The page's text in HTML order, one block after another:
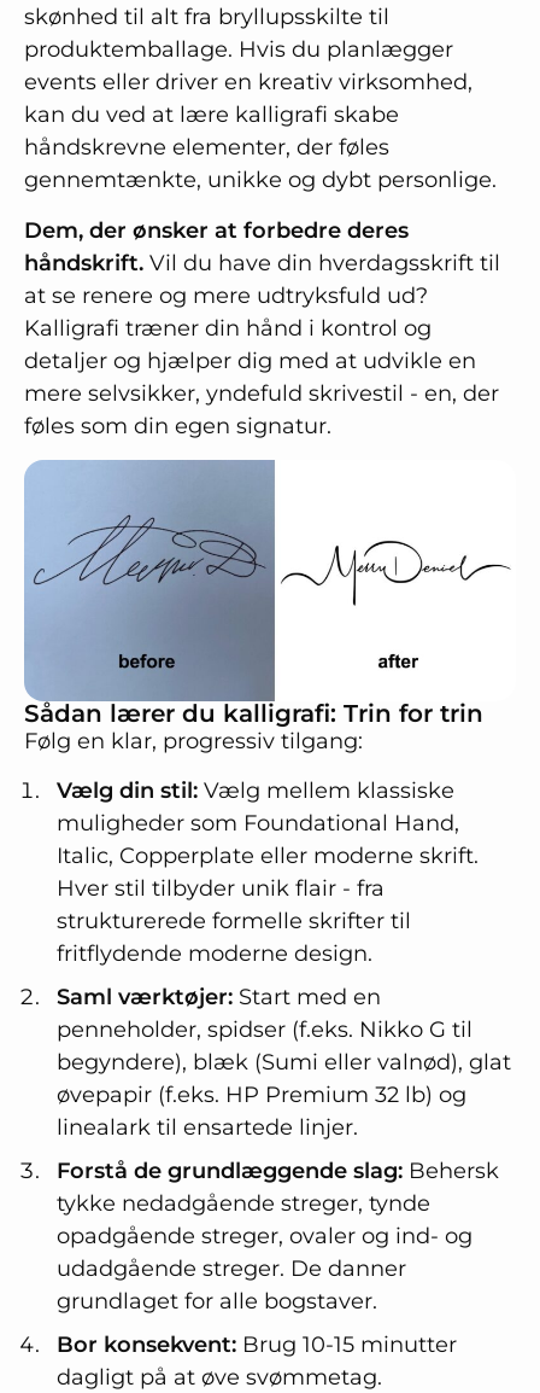
skønhed til alt fra bryllupsskilte til
produktemballage. Hvis du planlægger
events eller driver en kreativ virksomhed,
kan du ved at lære kalligrafi skabe
håndskrevne elementer, der føles
gennemtænkte, unikke og dybt personlige.
Dem, der ønsker at forbedre deres
håndskrift. Vil du have din hverdagsskrift til
at se renere og mere udtryksfuld ud?
Kalligrafi træner din hånd i kontrol og
detaljer og hjælper dig med at udvikle en
mere selvsikker, yndefuld skrivestil - en, der
føles som din egen signatur.
Sådan lærer du kalligrafi: Trin for trin
Følg en klar, progressiv tilgang:
Vælg din stil: Vælg mellem klassiske
muligheder som Foundational Hand,
Italic, Copperplate eller moderne skrift.
Hver stil tilbyder unik flair - fra
strukturerede formelle skrifter til
fritflydende moderne design.
Saml værktøjer: Start med en
penneholder, spidser (f.eks. Nikko G til
begyndere), blæk (Sumi eller valnød), glat
øvepapir (f.eks. HP Premium 32 lb) og
linealark til ensartede linjer.
Forstå de grundlæggende slag: Behersk
tykke nedadgående streger, tynde
opadgående streger, ovaler og ind- og
udadgående streger. De danner
grundlaget for alle bogstaver.
Bor konsekvent: Brug 10-15 minutter
dagligt på at øve svømmetag.